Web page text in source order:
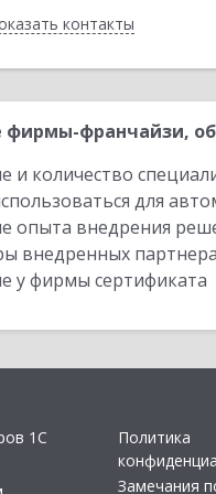
контакты
Назад
фирмы-франчайзи,
и количество
для
опыта внедрения
внедренных
у фирмы сертификата
1С
Политика
Замечания